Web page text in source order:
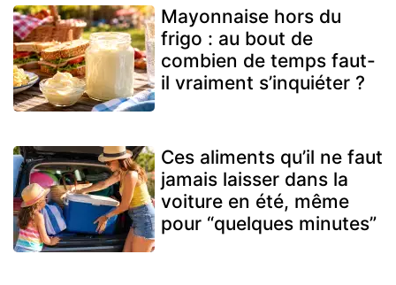
Mayonnaise hors du
frigo : au bout de
combien de temps faut-
il vraiment s’inquiéter ?
Ces aliments qu’il ne faut
jamais laisser dans la
voiture en été, même
pour “quelques minutes”